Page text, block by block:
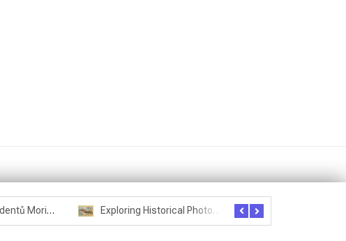
Seznam studentů Moriheie Ueshiby Exploring Historical Photos – Postcard from the Kwantung Army